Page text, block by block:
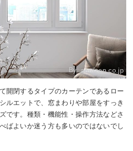
By: amazon.co.jp
開閉するタイプのカーテンであるロー
ルエットで、窓まわりや部屋をすっき
です。種類・機能性・操作方法などさ
ばよいか迷う方も多いのではないでし